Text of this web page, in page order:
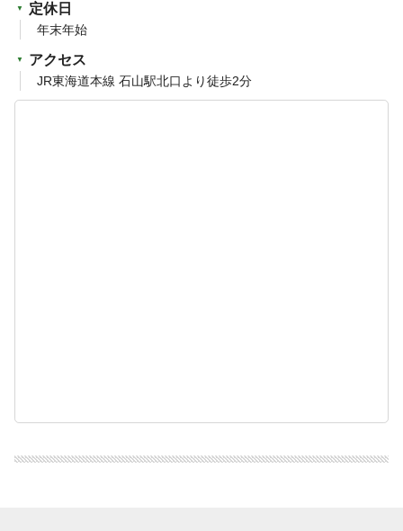
定休日
年末年始
アクセス
JR東海道本線 石山駅北口より徒歩2分